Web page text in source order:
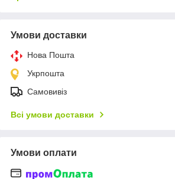
Умови доставки
Нова Пошта
Укрпошта
Самовивіз
Всі умови доставки
Умови оплати